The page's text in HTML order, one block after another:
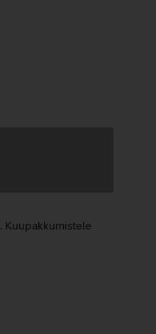
Kuupakkumistele